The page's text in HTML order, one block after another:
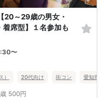
20～29歳の男女・
席型】１名参加も
〜
20代向け 街コン 愛知県
500円